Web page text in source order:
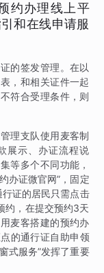
约办理线上平
和在线申请服
的签发管理。在以
，和相关证件一起
符合受理条件，则
理支队使用麦客制
展示、办证流程说
等多个不同功能，
办证微官网”，固定
行证的居民只需点击
约，在提交预约3天
麦客搭建的预约办
的通行证自助申领
式服务”发挥了重要